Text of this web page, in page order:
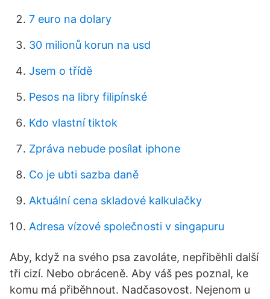
7 euro na dolary
30 milionů korun na usd
Jsem o třídě
Pesos na libry filipínské
Kdo vlastní tiktok
Zpráva nebude posílat iphone
Co je ubti sazba daně
Aktuální cena skladové kalkulačky
Adresa vízové ​​společnosti v singapuru
Aby, když na svého psa zavoláte, nepřiběhli další
tři cizí. Nebo obráceně. Aby váš pes poznal, ke
komu má přiběhnout. Nadčasovost. Nejenom u